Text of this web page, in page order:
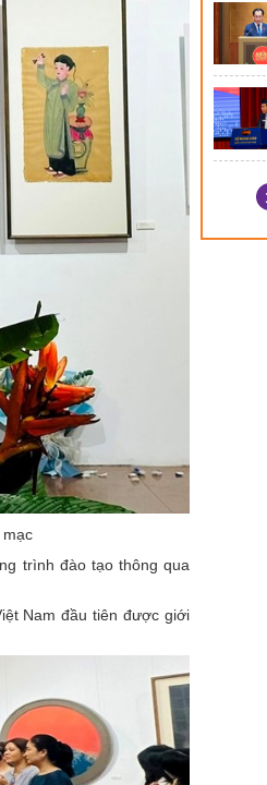
mạc
trình đào tạo thông qua
Nam đầu tiên được giới